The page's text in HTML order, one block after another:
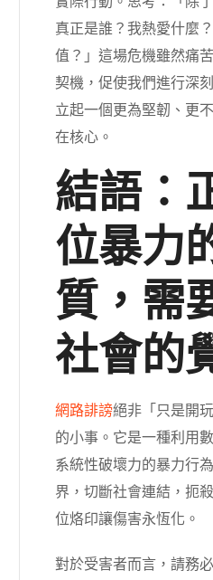
真正是誰？我熱愛什麼
值？」這場危機雖然痛
契機，促使我們進行深
立起一個更為堅韌、更
在核心。
結語：
位暴力
質，需
社會的
網路誹謗絕非「只是開
的小事。它是一種利用
系統性破壞力的暴力行
界，切斷社會連結，扼
位烙印讓傷害永恆化。
對於受害者而言，請務